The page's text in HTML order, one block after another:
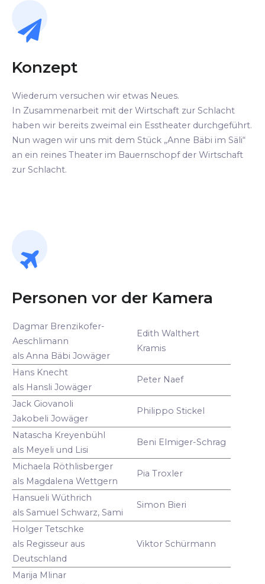
Konzept
Wiederum versuchen wir etwas Neues.
In Zusammenarbeit mit der Wirtschaft zur Schlacht
haben wir bereits zweimal ein Esstheater durchgeführt.
Nun wagen wir uns mit dem Stück „Anne Bäbi im Säli“
an ein reines Theater im Bauernschopf der Wirtschaft
zur Schlacht.
Personen vor der Kamera
Dagmar Brenzikofer-
Aeschlimann
als Anna Bäbi Jowäger
Edith Walthert
Kramis
Hans Knecht
als Hansli Jowäger
Peter Naef
Jack Giovanoli
Jakobeli Jowäger
Philippo Stickel
Natascha Kreyenbühl
als Meyeli und Lisi
Beni Elmiger-Schrag
Michaela Röthlisberger
als Magdalena Wettgern
Pia Troxler
Hansueli Wüthrich
als Samuel Schwarz, Sami
Simon Bieri
Holger Tetschke
als Regisseur aus
Deutschland
Viktor Schürmann
Marija Mlinar